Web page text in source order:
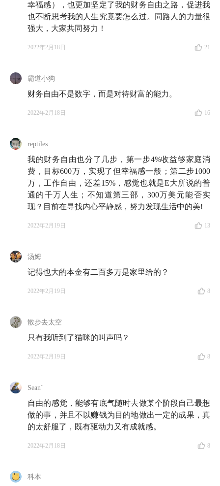
30:11幸福小事 2 号：从「用小铁锅煮出的香喷喷大米
饭」中体会到的开心
31:59研究完其他财务自由博主犯的错误，也谈钱踌躇
36:07财务自由实践者遭遇的问题几乎都不是财务问题
Part 3 财务自由路上的拦路虎
41:56买房和财务自由冲突吗？
46:17 到了时间自由、地点自由的临界点，买房的选择
会变得更多
财务自由和买房可以彼此成就
57:25 怎么找到志同道合的队友？来，让我们回到也大
尾声
64:36疫情下的抉择：成为有底气做全办公室唯一居家
名词解释 🔍
提前退休
幸福感），也更加坚定了我的财务自由之路，促进我
也不断思考我的人生究竟要怎么过。同路人的力量很
强大，大家共同努力！
2022年2月18日 21
霸道小狗
财务自由不是数字，而是对待财富的能力。
2022年2月18日 16
reptiles
我的财务自由也分了几步，第一步4%收益够家庭消
费，目标600万，实现了但幸福感一般；第二步1000
万，工作自由，还差15%，感觉也就是E大所说的普
通的千万人生；不知道第三部，300万美元能否实
现？目前在寻找内心平静感，努力发现生活中的美!
2022年2月19日 13
汤姆
记得也大的本金有二百多万是家里给的？
2022年2月19日 8
散步去太空
只有我听到了猫咪的叫声吗？
2022年2月19日 8
Sean`
自由的感觉，能够有底气随时去做某个阶段自己最想
做的事，并且不以赚钱为目的地做出一定的成果，真
的太舒服了，既有驱动力又有成就感。
2022年2月18日 8
科本